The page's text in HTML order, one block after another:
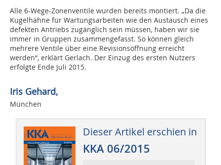
Alle 6-Wege-Zonenventile wurden bereits montiert. „Da die
Kugelhähne für Wartungsarbeiten wie den Austausch eines
defekten Antriebs zugänglich sein müssen, haben wir sie
immer in Gruppen zusammengefasst. So können gleich
mehrere Ventile über eine Revisionsöffnung erreicht
werden“, erklärt Gerlach. Der Einzug des ersten Nutzers
erfolgte Ende Juli 2015.
Iris Gehard,
München
Dieser Artikel erschien in
KKA 06/2015